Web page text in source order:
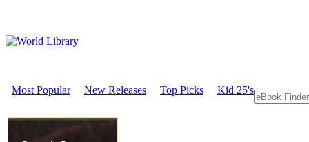
Most Popular New Releases Top Picks Kid 25's